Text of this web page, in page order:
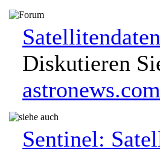
Diskutieren
Sentinel: